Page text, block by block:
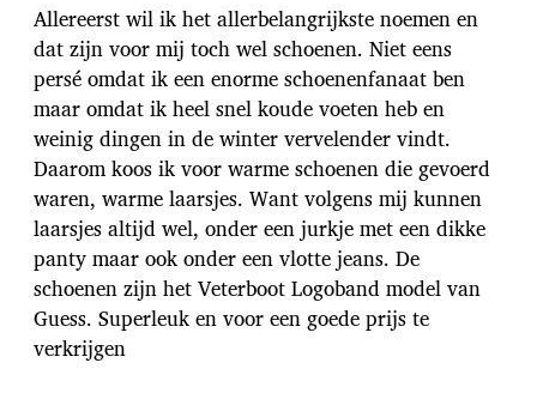
Allereerst wil ik het allerbelangrijkste noemen en
dat zijn voor mij toch wel schoenen. Niet eens
persé omdat ik een enorme schoenenfanaat ben
maar omdat ik heel snel koude voeten heb en
weinig dingen in de winter vervelender vindt.
Daarom koos ik voor warme schoenen die gevoerd
waren, warme laarsjes. Want volgens mij kunnen
laarsjes altijd wel, onder een jurkje met een dikke
panty maar ook onder een vlotte jeans. De
schoenen zijn het Veterboot Logoband model van
Guess. Superleuk en voor een goede prijs te
verkrijgen